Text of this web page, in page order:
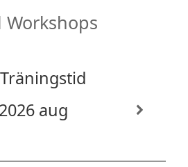
Workshops
2026 aug